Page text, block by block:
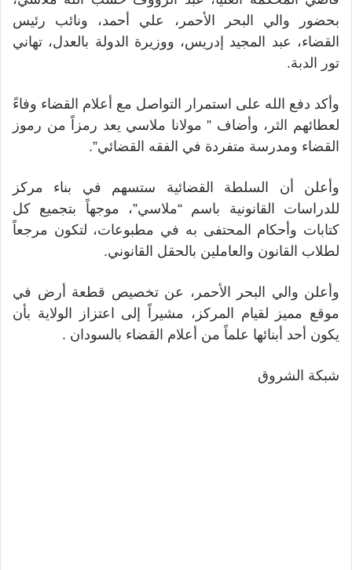
بحضور والي البحر الأحمر، علي أحمد، ونائب رئيس
القضاء، عبد المجيد إدريس، ووزيرة الدولة بالعدل، تهاني
تور الدبة.
وأكد دفع الله على استمرار التواصل مع أعلام القضاء وفاءً
لعطائهم الثر، وأضاف ” مولانا ملاسي يعد رمزاً من رموز
القضاء ومدرسة متفردة في الفقه القضائي”.
وأعلن أن السلطة القضائية ستسهم في بناء مركز
للدراسات القانونية باسم “ملاسي”، موجهاً بتجميع كل
كتابات وأحكام المحتفى به في مطبوعات، لتكون مرجعاً
لطلاب القانون والعاملين بالحقل القانوني.
وأعلن والي البحر الأحمر، عن تخصيص قطعة أرض في
موقع مميز لقيام المركز، مشيراً إلى اعتزاز الولاية بأن
يكون أحد أبنائها علماً من أعلام القضاء بالسودان .
شبكة الشروق